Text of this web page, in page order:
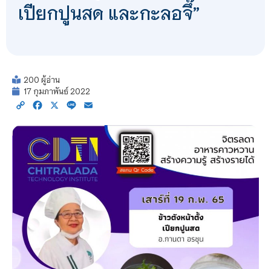
เปียกปูนสด และกะลอจึ๊”
200 ผู้อ่าน
17 กุมภาพันธ์ 2022
Copy Facebook
X Line